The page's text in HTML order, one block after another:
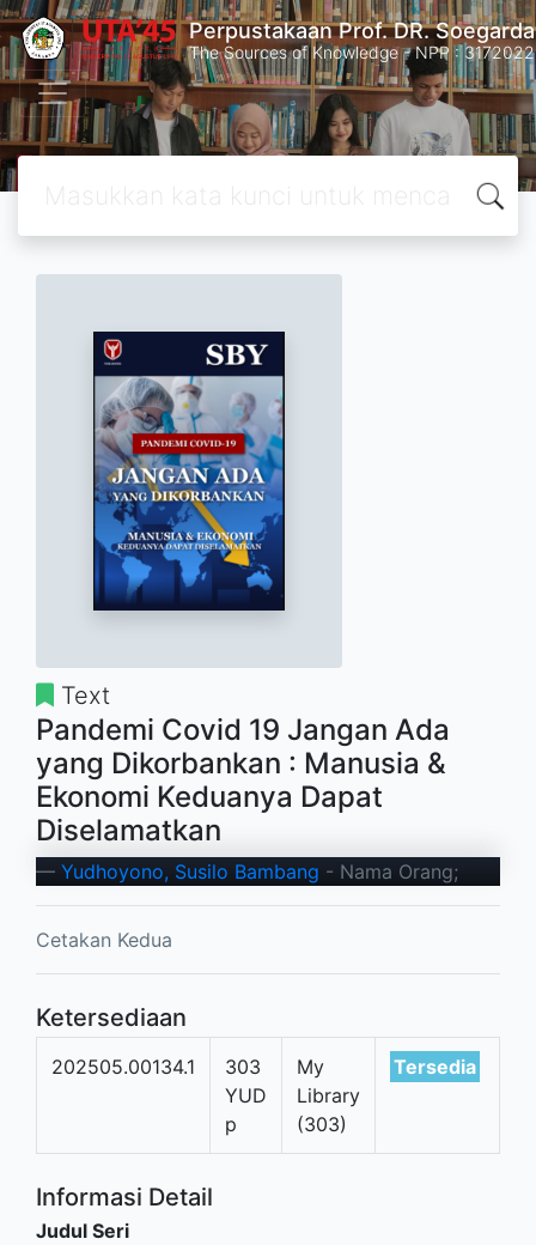
Perpustakaan Prof. DR.
The Sources of Knowledge - NPP :
Text
Pandemi Covid 19 Jangan Ada
yang Dikorbankan : Manusia &
Ekonomi Keduanya Dapat
Diselamatkan
Yudhoyono, Susilo Bambang - Nama Orang;
Cetakan Kedua
Ketersediaan
202505.00134.1
303
YUD
p
My
Library
(303)
Tersedia
Informasi Detail
Judul Seri